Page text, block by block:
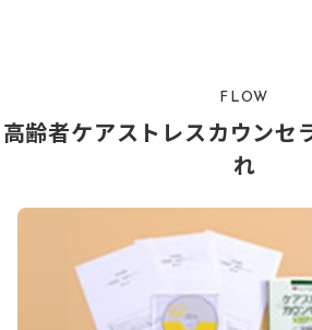
FLOW
高齢者ケアストレスカウンセ
れ